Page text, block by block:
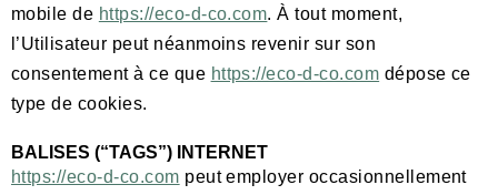
mobile de https://eco-d-co.com. À tout moment,
l’Utilisateur peut néanmoins revenir sur son
consentement à ce que https://eco-d-co.com dépose ce
type de cookies.
BALISES (“TAGS”) INTERNET
https://eco-d-co.com peut employer occasionnellement